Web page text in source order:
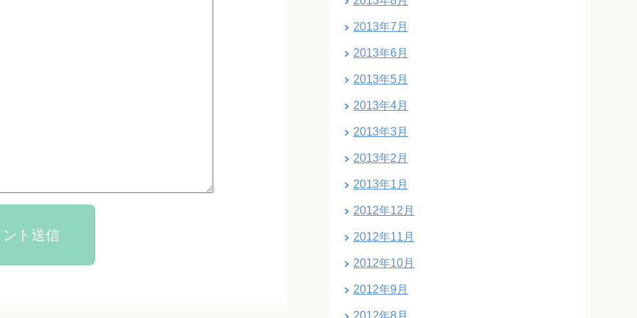
ト送信
2013年7月
2013年6月
2013年5月
2013年4月
2013年3月
2013年2月
2013年1月
2012年12月
2012年11月
2012年10月
2012年9月
2012年8月